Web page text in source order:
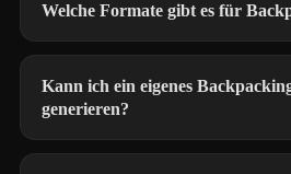
Welche Formate gibt es für
Kann ich ein eigenes
generieren?